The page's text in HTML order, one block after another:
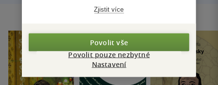
Zjistit více
Povolit vše
Povolit pouze nezbytné
Nastavení